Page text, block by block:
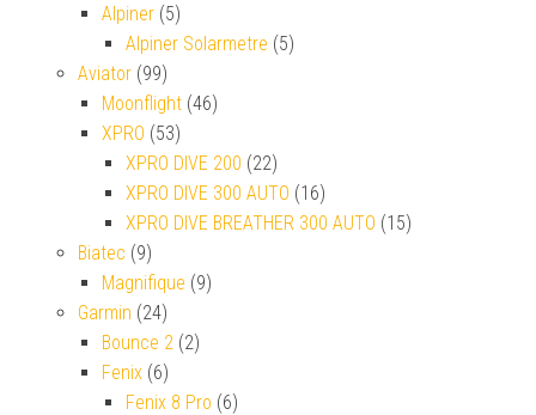
Alpiner (5)
Alpiner Solarmetre (5)
Aviator (99)
Moonflight (46)
XPRO (53)
XPRO DIVE 200 (22)
XPRO DIVE 300 AUTO (16)
XPRO DIVE BREATHER 300 AUTO (15)
Biatec (9)
Magnifique (9)
Garmin (24)
Bounce 2 (2)
Fenix (6)
Fenix 8 Pro (6)